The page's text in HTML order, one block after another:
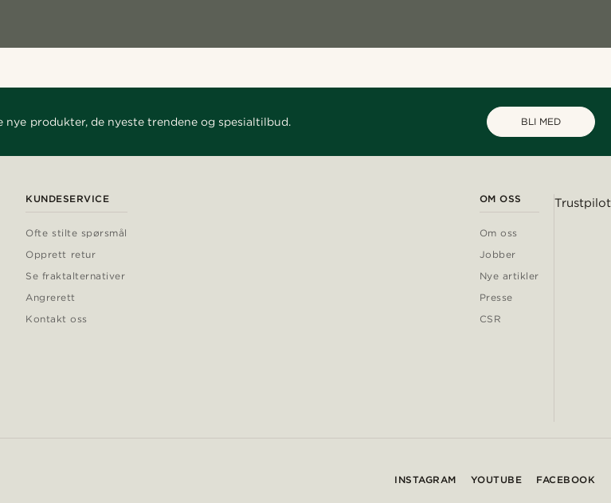
produkter, de nyeste trendene og spesialtilbud. BLI MED
KUNDESERVICE
Ofte stilte spørsmål
Opprett retur
Se fraktalternativer
Angrerett
Kontakt oss
OM OSS
Om oss
Jobber
Nye artikler
Presse
CSR
Trustpilot
INSTAGRAM YOUTUBE FACEBOOK